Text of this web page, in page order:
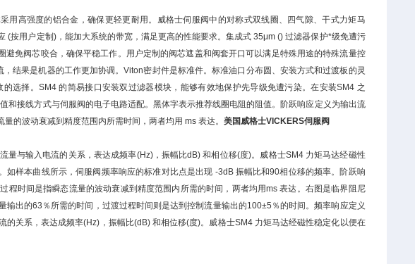
用高强度的铝合金，确保更轻更耐用。威格士伺服阀中的对称式双线圈、四气隙、干式力矩马
按用户定制)，能加大系统的带宽，满足更高的性能要求。集成式 35μm () 过滤器保护*级免遭污
免阀芯咬合，确保平稳工作。用户定制的阀芯遮盖和阀套开口可以满足特殊用途的特殊流量控
结果是机器的工作更加协调。Viton密封件是标准件。标准油口分布圆、安装方式和过渡板的灵
选择。SM4 的简易接口安装双过滤器模块，能够有效地保护先导级免遭污染。在安装SM4 之
接线方式与伺服阀的电子电路适配。黑体字表示推荐线圈电阻的阻值。阶跃响应定义为输出流
的波动衰减到精度范围内所需时间，两者均用 ms 表达。美国威格士VICKERS伺服阀
与输入电流的关系，表达成频率(Hz)，振幅比dB) 和相位移(度)。威格士SM4 力矩马达经磁性
如样本曲线所示，伺服阀频率响应的标准对比点是出现 -3dB 振幅比和90相位移的频率。阶跃响
程时间是指瞬态流量的波动衰减到精度范围内所需的时间，两者均用ms 表达。右图是临界阻尼
出的63％所需的时间，过渡过程时间则是达到控制流量输出的100±5％的时间。频率响应定义
关系，表达成频率(Hz)，振幅比(dB) 和相位移(度)。威格士SM4 力矩马达经磁性稳定化以便在